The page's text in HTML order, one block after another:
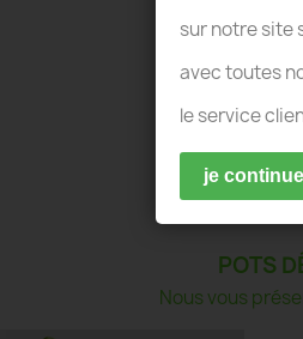
POTS
Nous vous
sur notre site
avec toutes
le service
je continue